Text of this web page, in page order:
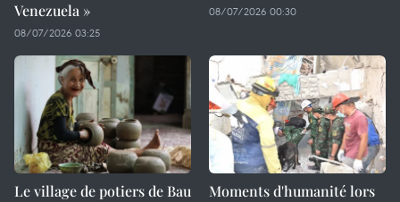
Venezuela »
08/07/2026 03:25
08/07/2026 00:30
Le village de potiers de Bau
Moments d'humanité lors